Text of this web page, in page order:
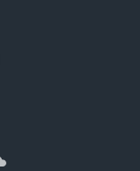
SoundCloud